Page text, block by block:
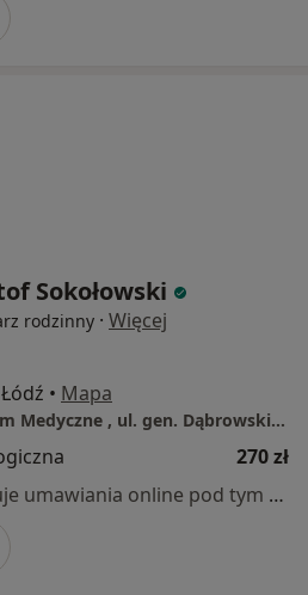
Sokołowski
rodzinny · Więcej
• Mapa
Świat Zdrowia Centrum Medyczne , ul. gen. Dąbrowskiego 15B oraz Tylna 5 Łódź
270 zł
Specjalista nie oferuje umawiania online pod tym adresem.